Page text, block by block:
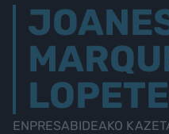
ENPRESABIDEAKO